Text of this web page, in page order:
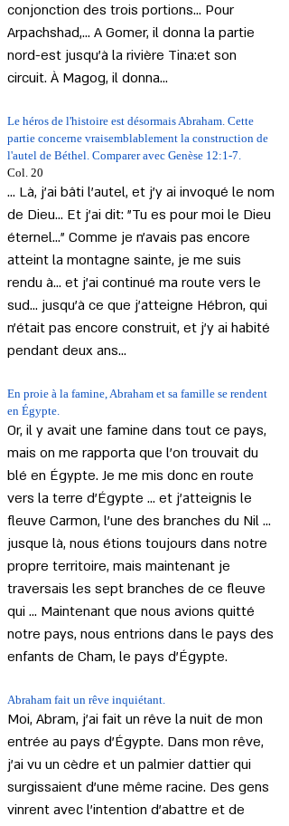
conjonction des trois portions... Pour
Arpachshad,... A Gomer, il donna la partie
nord-est jusqu'à la rivière Tina:et son
circuit. À Magog, il donna...
Le héros de l'histoire est désormais Abraham. Cette
partie concerne vraisemblablement la construction de
l'autel de Béthel. Comparer avec Genèse 12:1-7.
Col. 20
... Là, j'ai bâti l'autel, et j'y ai invoqué le nom
de Dieu... Et j'ai dit: "Tu es pour moi le Dieu
éternel..." Comme je n'avais pas encore
atteint la montagne sainte, je me suis
rendu à... et j'ai continué ma route vers le
sud... jusqu'à ce que j'atteigne Hébron, qui
n'était pas encore construit, et j'y ai habité
pendant deux ans...
En proie à la famine, Abraham et sa famille se rendent
en Égypte.
Or, il y avait une famine dans tout ce pays,
mais on me rapporta que l'on trouvait du
blé en Égypte. Je me mis donc en route
vers la terre d'Égypte ... et j'atteignis le
fleuve Carmon, l'une des branches du Nil ...
jusque là, nous étions toujours dans notre
propre territoire, mais maintenant je
traversais les sept branches de ce fleuve
qui ... Maintenant que nous avions quitté
notre pays, nous entrions dans le pays des
enfants de Cham, le pays d'Égypte.
Abraham fait un rêve inquiétant.
Moi, Abram, j'ai fait un rêve la nuit de mon
entrée au pays d'Égypte. Dans mon rêve,
j'ai vu un cèdre et un palmier dattier qui
surgissaient d'une même racine. Des gens
vinrent avec l'intention d'abattre et de